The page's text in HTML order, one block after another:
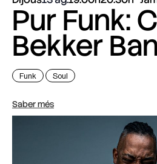
Pur Funk:
Bekker
Funk Soul
Saber més